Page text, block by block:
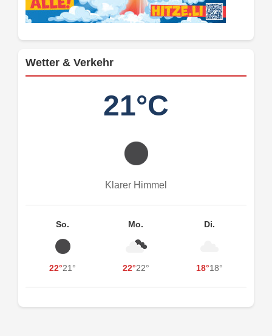
Wetter & Verkehr
21°C
Klarer Himmel
So.
22°21°
Mo.
22°22°
Di.
18°18°